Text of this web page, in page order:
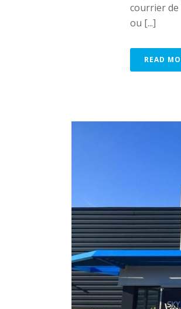
courrier de
ou [...]
READ